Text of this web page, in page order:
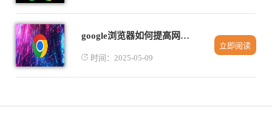
google浏览器如何提高网页渲染性能
时间：2025-05-09
立即阅读